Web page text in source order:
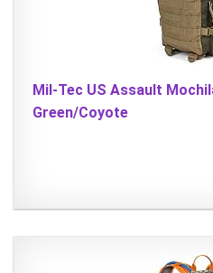
Mil-Tec US Assault
Green/Coyote